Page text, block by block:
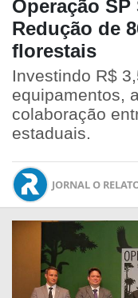
Operação SP
Redução de
florestais
Investindo R$
equipamentos,
colaboração
estaduais.
JORNAL O